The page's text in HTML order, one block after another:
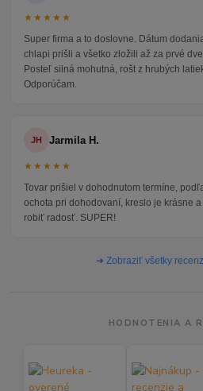
★★★★★
Super firma a to doslovne. Dátum
chlapi prišli a všetko zložili až za prvé
Posteľ silná mohutná, rošt z hrubých
Odporúčam.
JH Jarmila H.
★★★★★
Tovar prišiel v dohodnutom termíne,
ochota pri dohodovaní, kreslo je krásne
robiť radosť. SUPER!
➜ Zobraziť všetky
HODNOTENIA A